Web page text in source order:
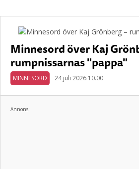
Minnesord över Kaj
rumpnissarnas "pappa"
MINNESORD 24 juli 2026 10.00
Annons: